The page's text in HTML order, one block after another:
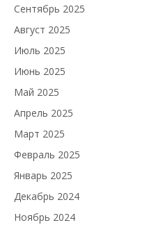
Сентябрь 2025
Август 2025
Июль 2025
Июнь 2025
Май 2025
Апрель 2025
Март 2025
Февраль 2025
Январь 2025
Декабрь 2024
Ноябрь 2024